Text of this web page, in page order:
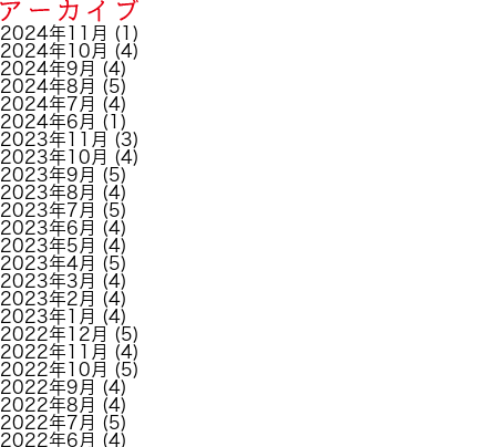
2024年11月
(1)
2024年10月
(4)
2024年9月
(4)
2024年8月
(5)
2024年7月
(4)
2024年6月
(1)
2023年11月
(3)
2023年10月
(4)
2023年9月
(5)
2023年8月
(4)
2023年7月
(5)
2023年6月
(4)
2023年5月
(4)
2023年4月
(5)
2023年3月
(4)
2023年2月
(4)
2023年1月
(4)
2022年12月
(5)
2022年11月
(4)
2022年10月
(5)
2022年9月
(4)
2022年8月
(4)
2022年7月
(5)
2022年6月
(4)